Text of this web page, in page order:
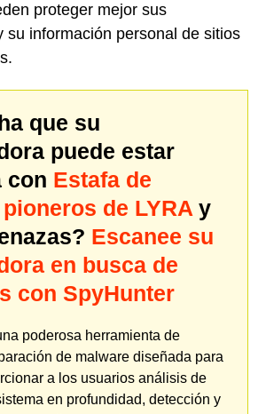
proteger mejor sus
su información personal de sitios
que su
puede estar
con Estafa de
de LYRA y
Escanee su
en busca de
con SpyHunter
poderosa herramienta de
de malware diseñada para
a los usuarios análisis de
en profundidad, detección y